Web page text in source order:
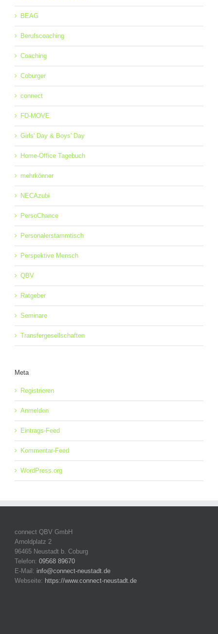
BEAG
Berufscoaching
Coaching
Coburger
connect
FD-MOVE
Girls' Day & Boys' Day
Home-Office Tagebuch
mehrkönner
NECAzubi
PersoChance
Personalerstammtisch
Perspektive Mensch
QBV
Ratgeber
Seminare
Transfergesellschaften
Meta
Registrieren
Anmelden
Eintrags-Feed
Kommentar-Feed
WordPress.org
connect QBV GmbH
Arnoldplatz 2
96465 Neustadt b. Coburg
Telefon: 09568 89670
E-Mail: info@connect-neustadt.de
Webseite: https://www.connect-neustadt.de